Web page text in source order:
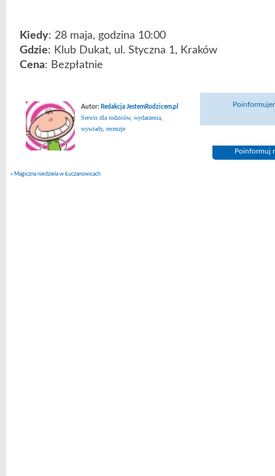
Kiedy: 28 maja, godzina 10:00
Gdzie: Klub Dukat, ul. Styczna 1, Kraków
Cena: Bezpłatnie
Autor: Redakcja JestemRodzicem.pl
Serwis dla rodziców, wydarzenia,
wywiady, recenzje
Poinformuj
« Magiczna niedziela w Łuczanowicach